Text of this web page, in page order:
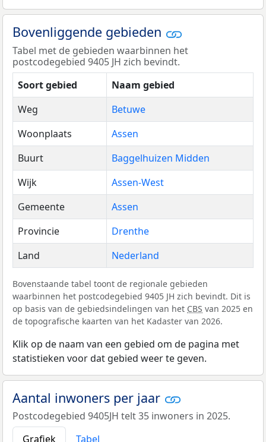
Bovenliggende gebieden
Tabel met de gebieden waarbinnen het
postcodegebied 9405 JH zich bevindt.
Soort gebied
Naam gebied
Weg
Betuwe
Woonplaats
Assen
Buurt
Baggelhuizen Midden
Wijk
Assen-West
Gemeente
Assen
Provincie
Drenthe
Land
Nederland
Bovenstaande tabel toont de regionale gebieden
waarbinnen het postcodegebied 9405 JH zich bevindt. Dit is
op basis van de gebiedsindelingen van het CBS van 2025 en
de topografische kaarten van het Kadaster van 2026.
Klik op de naam van een gebied om de pagina met
statistieken voor dat gebied weer te geven.
Aantal inwoners per jaar
Postcodegebied 9405JH telt 35 inwoners in 2025.
Grafiek
Tabel